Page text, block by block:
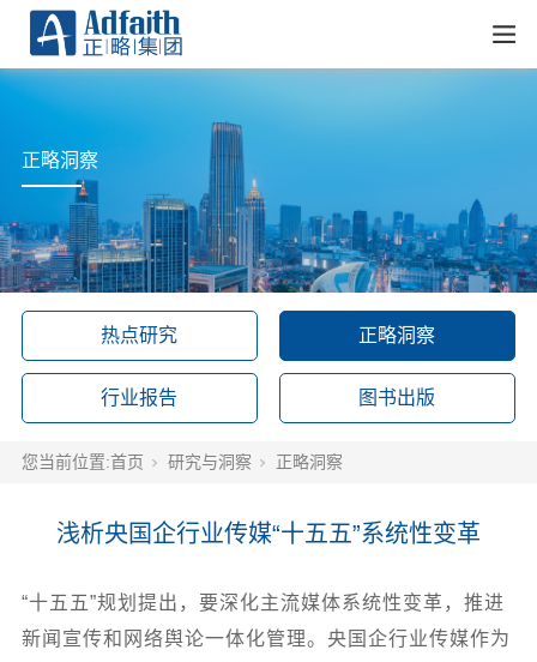
正略洞察
热点研究 正略洞察
行业报告 图书出版
您当前位置:首页 研究与洞察 正略洞察
浅析央国企行业传媒“十五五”系统性变革
“十五五”规划提出，要深化主流媒体系统性变革，推进
新闻宣传和网络舆论一体化管理。央国企行业传媒作为